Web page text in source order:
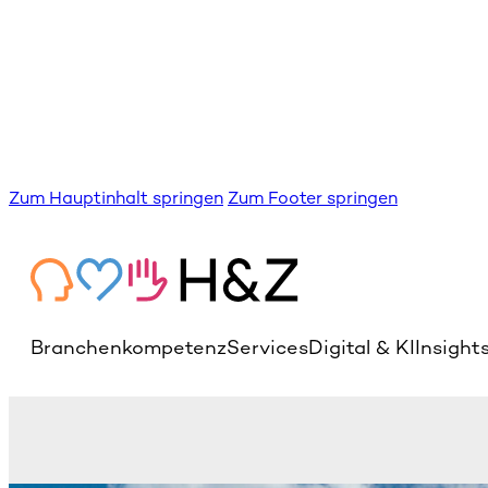
Zum Hauptinhalt springen Zum Footer springen
BranchenkompetenzServicesDigital & KI